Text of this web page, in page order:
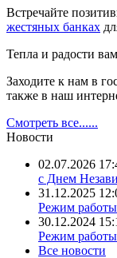
Встречайте
жестяных банках
Тепла и радости
Заходите к нам в
также в наш
Смотреть все......
Новости
02.07.2026
с Днем
31.12.2025
Режим
30.12.2024
Режим
Все новости